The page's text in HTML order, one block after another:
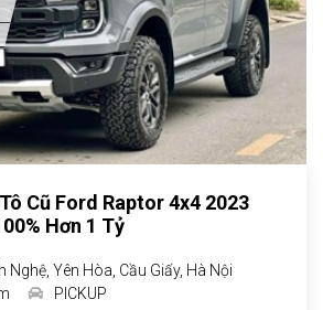
Cũ Ford Raptor 4x4 2023
Hơn 1 Tỷ
Nghệ, Yên Hòa, Cầu Giấy, Hà Nội
PICKUP